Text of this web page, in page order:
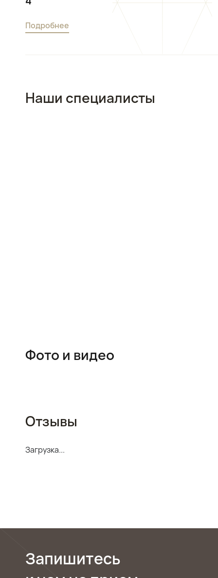
Подробнее
Наши специалисты
Фото и видео
Отзывы
Загрузка...
Запишитесь